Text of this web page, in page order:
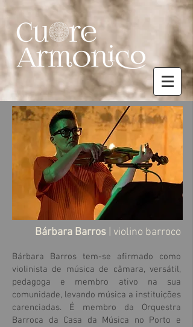
Bárbara Barros | violino barroco
Bárbara Barros tem-se afirmado como
violinista de música de câmara, versátil,
pedagoga e membro ativo na sua
comunidade, levando música a instituições
carenciadas. É membro da Orquestra
Barroca da Casa da Música no Porto e